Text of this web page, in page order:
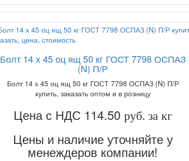
Болт 14 х 45 оц ящ 50 кг ГОСТ 7798 ОСПАЗ
(N) П/Р
Болт 14 х 45 оц ящ 50 кг ГОСТ 7798 ОСПАЗ (N) П/Р
купить, заказать оптом и в розницу
Цена с НДС 114.50 руб. за кг
Цены и наличие уточняйте у
менеждеров компании!